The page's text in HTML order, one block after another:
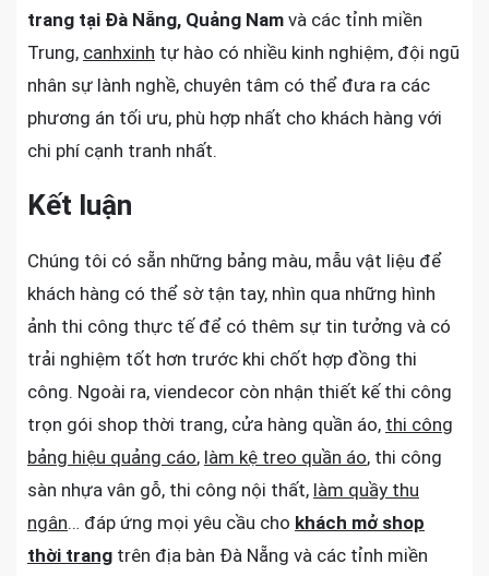
trang tại Đà Nẵng, Quảng Nam và các tỉnh miền
Trung, canhxinh tự hào có nhiều kinh nghiệm, đội ngũ
nhân sự lành nghề, chuyên tâm có thể đưa ra các
phương án tối ưu, phù hợp nhất cho khách hàng với
chi phí cạnh tranh nhất.
Kết luận
Chúng tôi có sẵn những bảng màu, mẫu vật liệu để
khách hàng có thể sờ tận tay, nhìn qua những hình
ảnh thi công thực tế để có thêm sự tin tưởng và có
trải nghiệm tốt hơn trước khi chốt hợp đồng thi
công. Ngoài ra, viendecor còn nhận thiết kế thi công
trọn gói shop thời trang, cửa hàng quần áo, thi công
bảng hiệu quảng cáo, làm kệ treo quần áo, thi công
sàn nhựa vân gỗ, thi công nội thất, làm quầy thu
ngân… đáp ứng mọi yêu cầu cho khách mở shop
thời trang trên địa bàn Đà Nẵng và các tỉnh miền